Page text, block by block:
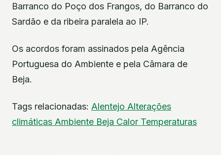
Barranco do Poço dos Frangos, do Barranco do
Sardão e da ribeira paralela ao IP.
Os acordos foram assinados pela Agência
Portuguesa do Ambiente e pela Câmara de
Beja.
Tags relacionadas: Alentejo Alterações
climáticas Ambiente Beja Calor Temperaturas